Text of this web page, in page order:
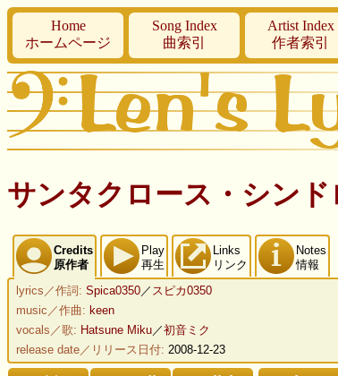
Home
ホームページ
Song Index
曲索引
Artist Index
作者索引
サンタクロース・シン
Credits
原作者
Play
再生
Links
リンク
Notes
情報
lyrics／作詞: Spica0350 ／ スピカ0350
music／作曲: keen
vocals／歌: Hatsune Miku ／初音ミク
release date／リリース日付: 2008-12-23